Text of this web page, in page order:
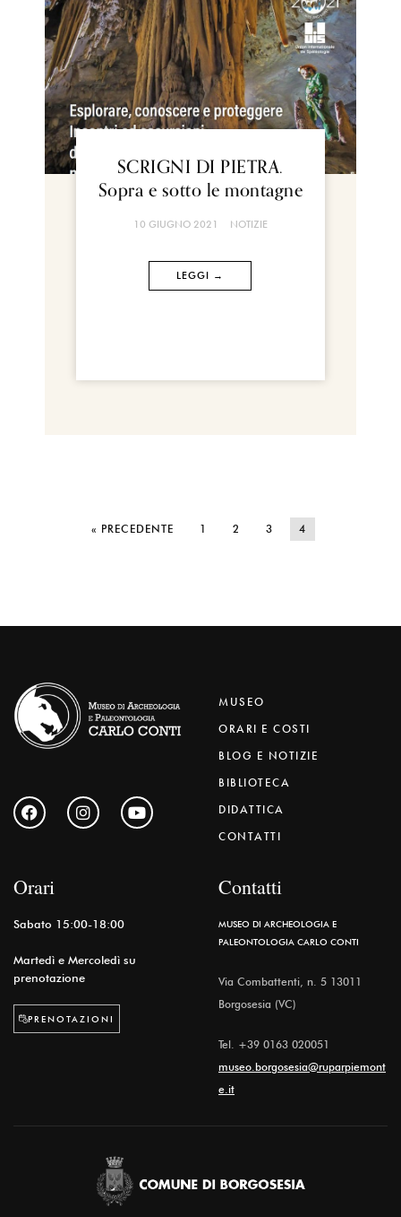
SCRIGNI DI PIETRA.
Sopra e sotto le montagne
10 GIUGNO 2021 NOTIZIE
LEGGI →
« PRECEDENTE 1 2 3 4
MUSEO
ORARI E COSTI
BLOG E NOTIZIE
BIBLIOTECA
DIDATTICA
CONTATTI
Orari
Sabato 15:00-18:00
Martedì e Mercoledì su
prenotazione
PRENOTAZIONI
Contatti
MUSEO DI ARCHEOLOGIA E
PALEONTOLOGIA CARLO CONTI
Via Combattenti, n. 5 13011
Borgosesia (VC)
Tel. +39 0163 020051
museo.borgosesia@ruparpiemont
e.it